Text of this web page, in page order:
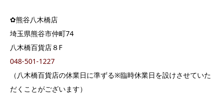
✿熊谷八木橋店
埼玉県熊谷市仲町74
八木橋百貨店８F
048-501-1227
（八木橋百貨店の休業日に準ずる※臨時休業日を設けさせていた
だくことがございます）